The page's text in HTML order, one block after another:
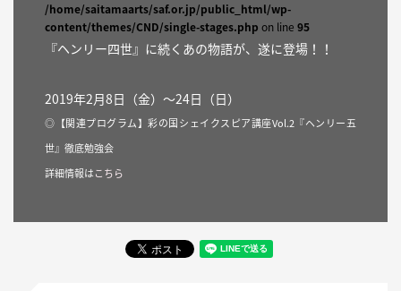
/home/saitamaarts/saf.or.jp/public_html/wp-
content/themes/CND/single-stages.php on line 95
『ヘンリー四世』に続くあの物語が、遂に登場！！
2019年2月8日（金）〜24日（日）
◎【関連プログラム】彩の国シェイクスピア講座Vol.2『ヘンリー五
世』徹底勉強会
詳細情報はこちら